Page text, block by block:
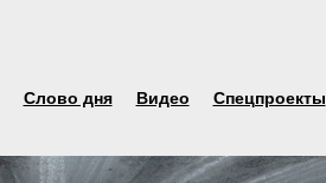
Слово дня Видео Спецпроекты